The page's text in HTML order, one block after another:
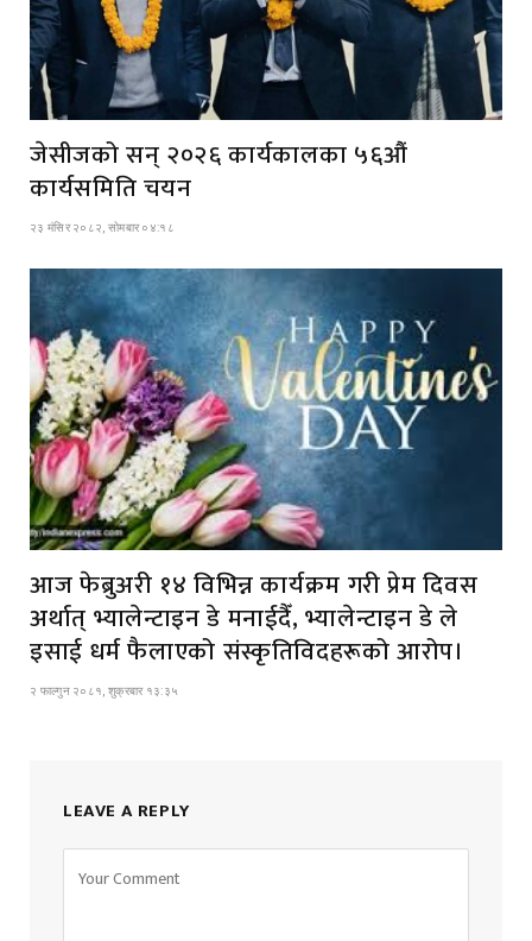
जेसीजको सन् २०२६ कार्यकालका ५६औं
कार्यसमिति चयन
२३ मंसिर २०८२, सोमबार ०४:१८
आज फेब्रुअरी १४ विभिन्न कार्यक्रम गरी प्रेम दिवस
अर्थात् भ्यालेन्टाइन डे मनाईदैँ, भ्यालेन्टाइन डे ले
इसाई धर्म फैलाएको संस्कृतिविदहरूको आरोप।
२ फाल्गुन २०८१, शुक्रबार १३:३५
LEAVE A REPLY